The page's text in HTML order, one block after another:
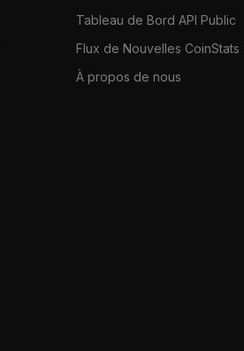
Tableau de Bord API Public
Flux de Nouvelles CoinStats
À propos de nous